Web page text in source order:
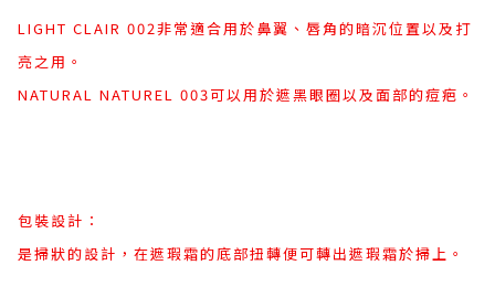
LIGHT CLAIR 002非常適合用於鼻翼、唇角的暗沉位置以及打
亮之用。
NATURAL NATUREL 003可以用於遮黑眼圈以及面部的痘疤。
包裝設計：
是掃狀的設計，在遮瑕霜的底部扭轉便可轉出遮瑕霜於掃上。